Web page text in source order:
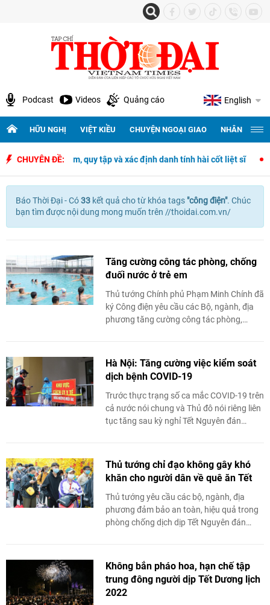
Podcast Videos Quảng cáo English
HỮU NGHỊ VIỆT KIỀU CHUYỆN NGOẠI GIAO NHÂN
CHUYÊN ĐỀ:
đêm tìm kiếm, quy tập và xác định danh tính hài cốt liệt sĩ
Báo Thời Đại - Có33 kết quả chotừ khóa tags "công điện". Chúc
bạn tìm được nội dung mong muốn trên //thoidai.com.vn/
Tăng cường công tác phòng, chống
đuối nước ở trẻ em
Thủ tướng Chính phủ Phạm Minh Chính đã
ký Công điện yêu cầu các Bộ, ngành, địa
phương tăng cường công tác phòng,
Hà Nội: Tăng cường việc kiểm soát
dịch bệnh COVID-19
Trước thực trạng số ca mắc COVID-19 trên
cả nước nói chung và Thủ đô nói riêng liên
tục tăng sau kỳ nghỉ Tết Nguyên đán
Thủ tướng chỉ đạo không gây khó
khăn cho người dân về quê ăn Tết
Thủ tướng yêu cầu các bộ, ngành, địa
phương đảm bảo an toàn, hiệu quả trong
phòng chống dịch dịp Tết Nguyên đán
Không bắn pháo hoa, hạn chế tập
trung đông người dịp Tết Dương lịch
2022